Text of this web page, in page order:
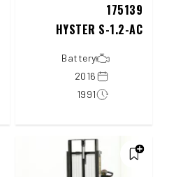
175139
HYSTER S-1.2-AC
Battery
2016
1991